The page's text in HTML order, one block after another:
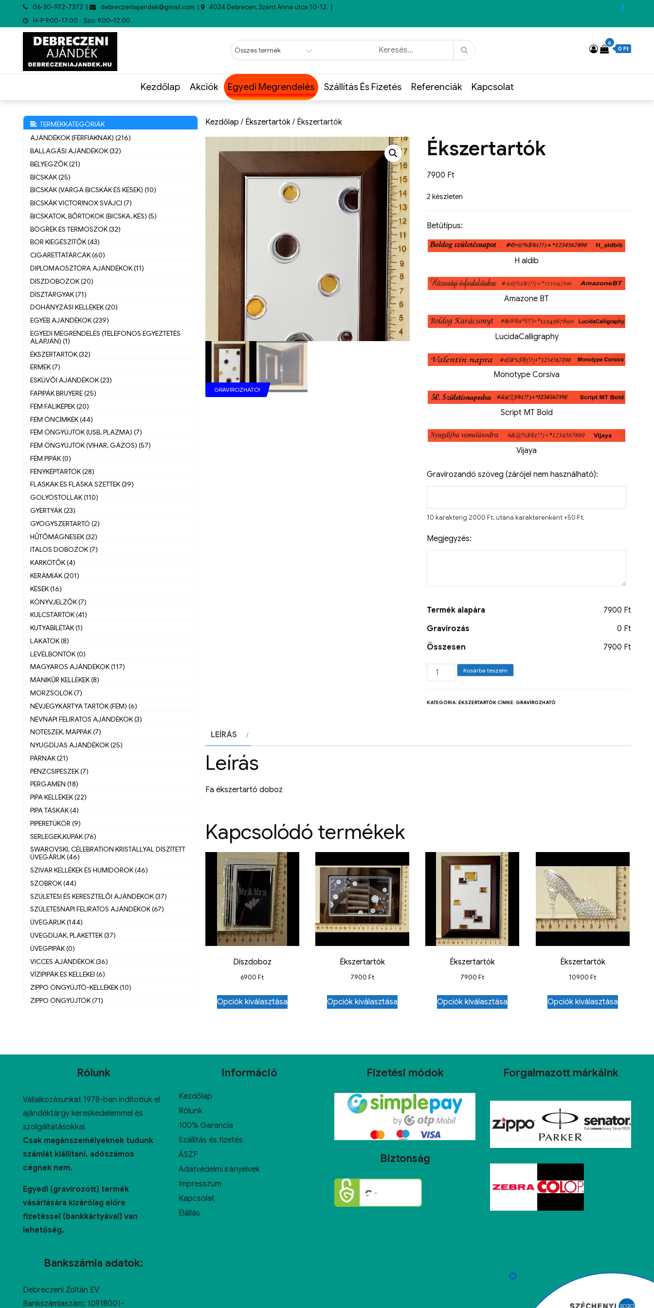
06-30-972-7372 debreczeniajandek@gmail.com
4024 Debrecen, Szent Anna utca 10-12.
H-P 9.00-17.00 Szo: 9.00-12.00
0
0 Ft
Kezdőlap Akciók Egyedi Megrendelés Szállítás És Fizetés Referenciák Kapcsolat
Kezdőlap / Ékszertartók / Ékszertartók
GRAVÍROZHATÓ!
Ékszertartók
7900 Ft
2 készleten
Betűtípus:
H aldib
Amazone BT
LucidaCalligraphy
Monotype Corsiva
Script MT Bold
Vijaya
Gravírozandó szöveg (zárójel nem használható):
10 karakterig 2000 Ft, utána karakterenként +50 Ft.
Megjegyzés:
Termék alapára
7900 Ft
Gravírozás
0 Ft
Összesen
7900 Ft
Kosárba teszem
KATEGÓRIA: ÉKSZERTARTÓKCÍMKE: GRAVÍROZHATÓ
LEÍRÁS
Leírás
Fa ékszertartó doboz
Kapcsolódó termékek
Díszdoboz
6900Ft
Opciók kiválasztása
Ékszertartók
7900Ft
Opciók kiválasztása
Ékszertartók
7900Ft
Opciók kiválasztása
Ékszertartók
10900Ft
Opciók kiválasztása
TERMÉKKATEGÓRIÁK
AJÁNDÉKOK (FÉRFIAKNAK) (216)
BALLAGÁSI AJÁNDÉKOK (32)
BÉLYEGZŐK (21)
BICSKÁK (25)
BICSKÁK (VARGA BICSKÁK ÉS KÉSEK) (10)
BICSKÁK VICTORINOX SVÁJCI (7)
BICSKATOK, BŐRTOKOK (BICSKA, KÉS) (5)
BÖGRÉK ÉS TERMOSZOK (32)
BOR KIEGÉSZÍTŐK (43)
CIGARETTATÁRCÁK (60)
DIPLOMAOSZTÓRA AJÁNDÉKOK (11)
DÍSZDOBOZOK (20)
DÍSZTÁRGYAK (71)
DOHÁNYZÁSI KELLÉKEK (20)
EGYÉB AJÁNDÉKOK (239)
EGYEDI MEGRENDELÉS (TELEFONOS EGYEZTETÉS
ALAPJÁN) (1)
ÉKSZERTARTÓK (32)
ÉRMEK (7)
ESKÜVŐI AJÁNDÉKOK (23)
FAPIPÁK BRUYERE (25)
FÉM FALIKÉPEK (20)
FÉM ÓNCÍMKÉK (44)
FÉM ÖNGYÚJTÓK (USB, PLAZMA) (7)
FÉM ÖNGYÚJTÓK (VIHAR, GÁZOS) (57)
FÉM PIPÁK (0)
FÉNYKÉPTARTÓK (28)
FLASKÁK ÉS FLASKA SZETTEK (39)
GOLYÓSTOLLAK (110)
GYERTYÁK (23)
GYÓGYSZERTARTÓ (2)
HŰTŐMÁGNESEK (32)
ITALOS DOBOZOK (7)
KARKÖTŐK (4)
KERÁMIÁK (201)
KÉSEK (16)
KÖNYVJELZŐK (7)
KULCSTARTÓK (41)
KUTYABILÉTÁK (1)
LAKATOK (8)
LEVÉLBONTÓK (0)
MAGYAROS AJÁNDÉKOK (117)
MANIKŰR KELLÈKEK (8)
MORZSOLÓK (7)
NÉVJEGYKÁRTYA TARTÓK (FÉM) (6)
NÉVNAPI FELIRATOS AJÁNDÉKOK (3)
NOTESZEK, MAPPÁK (7)
NYUGDÍJAS AJÁNDÉKOK (25)
PÁRNÁK (21)
PÉNZCSIPESZEK (7)
PERGAMEN (18)
PIPA KELLÉKEK (22)
PIPA TÁSKÁK (4)
PIPERETÜKÖR (9)
SERLEGEK,KUPÁK (76)
SWAROVSKI, CELEBRATION KRISTÁLLYAL DÍSZÍTETT
ÜVEGÁRUK (46)
SZIVAR KELLÉKEK ÉS HUMIDOROK (46)
SZOBROK (44)
SZÜLETÉSI ÉS KERESZTELŐI AJÁNDÉKOK (37)
SZÜLETÉSNAPI FELIRATOS AJÁNDÉKOK (67)
ÜVEGÁRUK (144)
ÜVEGDÍJAK, PLAKETTEK (37)
ÜVEGPIPÁK (0)
VICCES AJÁNDÉKOK (36)
VÍZIPIPÁK ÉS KELLÉKEI (6)
ZIPPO ÖNGYÚJTÓ-KELLÉKEK (10)
ZIPPO ÖNGYÚJTÓK (71)
Rólunk
Vállalkozásunkat 1978-ban indítottuk el
ajándéktárgy kereskedelemmel és
szolgáltatásokkal.
Csak magánszemélyeknek tudunk
számlát kiállítani, adószámos
cégnek nem.
Egyedi (gravírozott) termék
vásárlására kizárólag előre
fizetéssel (bankkártyával) van
lehetőség.
Bankszámla adatok:
Debreczeni Zoltán EV
Bankszámlaszám: 10918001-
Információ
Kezdőlap
Rólunk
100% Garancia
Szállítás és fizetés
ÁSZF
Adatvédelmi irányelvek
Impresszum
Kapcsolat
Elállás
Fizetési módok
Biztonság
Forgalmazott márkáink